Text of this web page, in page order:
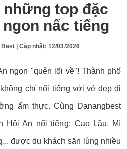
top đặc
nấc tiếng
Best | Cập nhật:12/03/2026
ngon "quên lối về"! Thành phố
chỉ nổi tiếng với vẻ đẹp di
ẩm thực. Cùng Danangbest
Hội An nổi tiếng: Cao Lầu, Mì
được du khách săn lùng nhiều